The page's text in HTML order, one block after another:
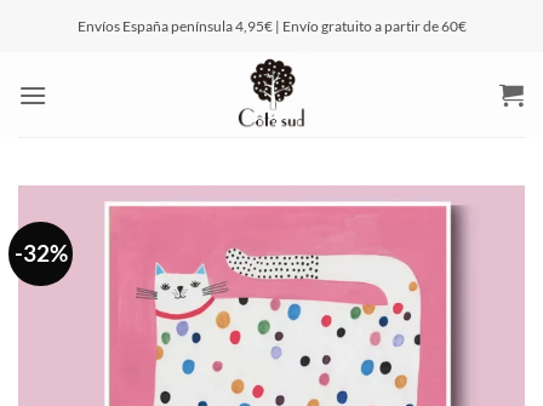
Envíos España península 4,95€ | Envío gratuito a partir de 60€
-32%